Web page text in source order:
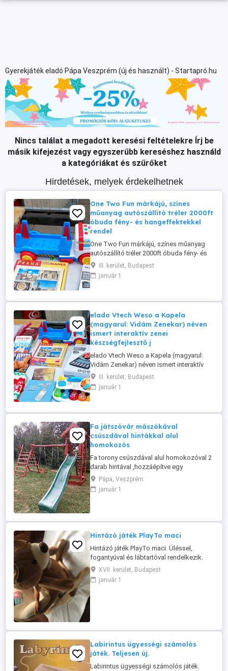
Gyerekjáték eladó Pápa Veszprém (új és használt) - Startapró.hu
Nincs találat a megadott keresési feltételekre Írj be
másik kifejezést vagy egyszerűbb kereséshez használd
a kategóriákat és szűrőket
Hirdetések, melyek érdekelhetnek
One Two Fun márkájú, színes
műanyag autószállító tréler 2000ft
óbuda fény- és hangeffektekkel
rendel
One Two Fun márkájú, színes műanyag
autószállító tréler 2000ft óbuda fény- és
hangeffektekkel rendelkezik.A utánfutó
lecsatolható a vontatóról. személyesen
óbudán lakcimemen posta kizárolag előre
III. kerület, Budapest
január 1
elado Vtech Weso a Kapela
(magyarul: Vidám Zenekar) néven
ismert interaktív zenei
készségfejlesztő j
elado Vtech Weso a Kapela (magyarul:
Vidám Zenekar) néven ismert interaktív
zenei készségfejlesztő játék
kisgyermekek számára. ára 5000ft óbuda
36 50 104 8272 36 20 949 1288 posta
állathangokat ...
III. kerület, Budapest
január 1
Fa játszóvár mászókával
csúszdával hintákkal alul
homokozós
Fa torony csúszdával alul homokozóval 2
darab hintával ,hozzáépítve egy
mászóhálós mászókával amelynek egyik
oldala kötélháló a másik létra. A hinta
lehet biztonsági vagy lap hinta. A csúszda
és tölgyből készül ami keményfa ...
Pápa, Veszprém
január 1
Hintázó játék PlayTo maci
Hintázó játék PlayTo maci. Üléssel,
fogantyúval és lábtartóval rendelkezik.
Melódiát játszik. 18 hónapos kortól
ajánlott. Mérete kb 65x60x40 cm, ülés
magasság kb 25 cm, fotel kb 20x17x26,
XVII. kerület, Budapest
január 1
Labirintus ügyességi számolós
játék. Teljesen új.
Labirintus ügyességi számolós játék.